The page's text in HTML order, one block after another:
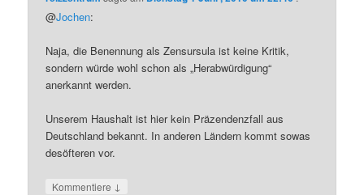
@Jochen:
Naja, die Benennung als Zensursula ist keine Kritik,
sondern würde wohl schon als „Herabwürdigung“
anerkannt werden.
Unserem Haushalt ist hier kein Präzendenzfall aus
Deutschland bekannt. In anderen Ländern kommt sowas
desöfteren vor.
Kommentiere ↓